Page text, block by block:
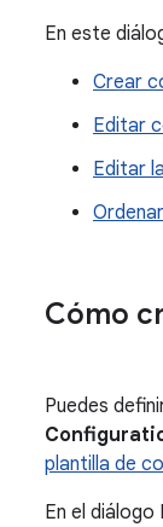
En este
Crear
Editar
Editar
Cómo
Puedes
plantilla de
En el